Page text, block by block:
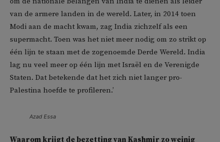
van de armere landen in de wereld. Later, in 2014 toen
Modi aan de macht kwam, zag India zichzelf als een
supermacht. Toen was het niet meer nodig om zo strikt op
één lijn te staan met de zogenoemde Derde Wereld. India
lag nu veel meer op één lijn met Israël en de Verenigde
Staten. Dat betekende dat het zich niet langer pro-
Palestina hoefde te profileren.’
Azad Essa
Waarom krijgt de bezetting van Kashmir zo weinig